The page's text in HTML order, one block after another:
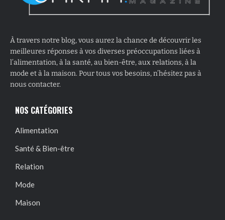
À travers notre blog, vous aurez la chance de découvrir les
meilleures réponses à vos diverses préoccupations liées à
l’alimentation, à la santé, au bien-être, aux relations, à la
mode et à la maison. Pour tous vos besoins, n’hésitez pas à
nous contacter.
NOS CATÉGORIES
Alimentation
Santé & Bien-être
Relation
Mode
Maison